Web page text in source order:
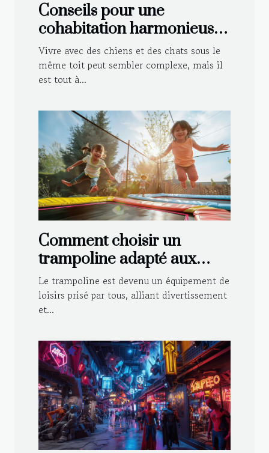
Conseils pour une
cohabitation harmonieuse
entre chiens et chats
Vivre avec des chiens et des chats sous le
même toit peut sembler complexe, mais il
est tout à...
Comment choisir un
trampoline adapté aux
enfants et aux adultes
Le trampoline est devenu un équipement de
loisirs prisé par tous, alliant divertissement
et...